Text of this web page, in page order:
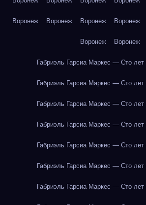
Воронеж Воронеж Воронеж Воронеж
Воронеж Воронеж
Габриэль Гарсиа Маркес — Сто лет
Габриэль Гарсиа Маркес — Сто лет
Габриэль Гарсиа Маркес — Сто лет
Габриэль Гарсиа Маркес — Сто лет
Габриэль Гарсиа Маркес — Сто лет
Габриэль Гарсиа Маркес — Сто лет
Габриэль Гарсиа Маркес — Сто лет